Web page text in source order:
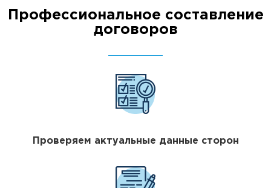
Профессиональное составление
договоров
Проверяем актуальные данные сторон